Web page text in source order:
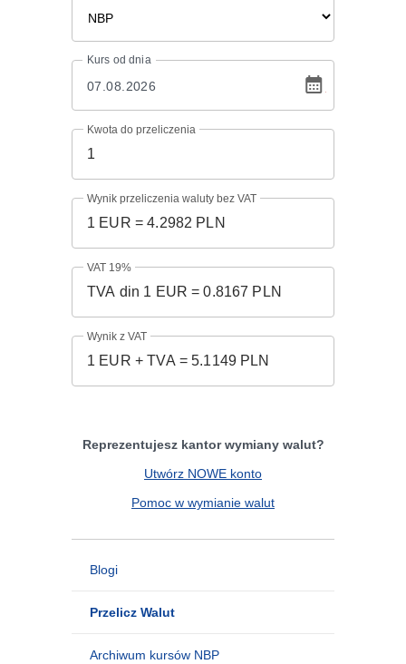
Kurs od dnia
Kwota do przeliczenia
Wynik przeliczenia waluty bez VAT
VAT 19%
Wynik z VAT
Reprezentujesz kantor wymiany walut?
Utwórz NOWE konto
Pomoc w wymianie walut
Blogi
Przelicz Walut
Archiwum kursów NBP